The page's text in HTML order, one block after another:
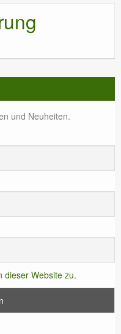
und Neuheiten.
dieser Website zu.